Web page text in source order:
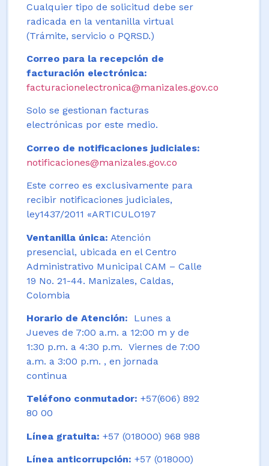
Cualquier tipo de solicitud debe ser
radicada en la ventanilla virtual
(Trámite, servicio o PQRSD.)
Correo para la recepción de
facturación electrónica:
facturacionelectronica@manizales.gov.co
Solo se gestionan facturas
electrónicas por este medio.
Correo de notificaciones judiciales:
notificaciones@manizales.gov.co
Este correo es exclusivamente para
recibir notificaciones judiciales,
ley1437/2011 «ARTICULO197
Ventanilla única: Atención
presencial, ubicada en el Centro
Administrativo Municipal CAM – Calle
19 No. 21-44. Manizales, Caldas,
Colombia
Horario de Atención:
Lunes a
Jueves de 7:00 a.m. a 12:00 m y de
1:30 p.m. a 4:30 p.m. Viernes de 7:00
a.m. a 3:00 p.m. , en jornada
continua
Teléfono conmutador: +57(606) 892
80 00
Línea gratuita: +57 (018000) 968 988
Línea anticorrupción: +57 (018000)